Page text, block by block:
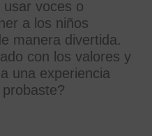
usar voces o
a los niños
manera divertida.
con los valores y
una experiencia